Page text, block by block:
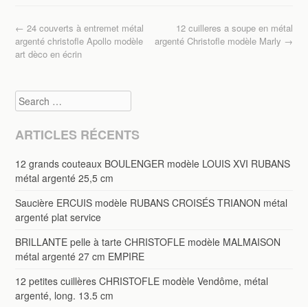
o
o
Post navigation
← 24 couverts à entremet métal
argenté christofle Apollo modèle
art dèco en écrin
12 cuilleres a soupe en métal
argenté Christofle modèle Marly →
Search
ARTICLES RÉCENTS
12 grands couteaux BOULENGER modèle LOUIS XVI RUBANS
métal argenté 25,5 cm
Saucière ERCUIS modèle RUBANS CROISÉS TRIANON métal
argenté plat service
BRILLANTE pelle à tarte CHRISTOFLE modèle MALMAISON
métal argenté 27 cm EMPIRE
12 petites cuillères CHRISTOFLE modèle Vendôme, métal
argenté, long. 13.5 cm